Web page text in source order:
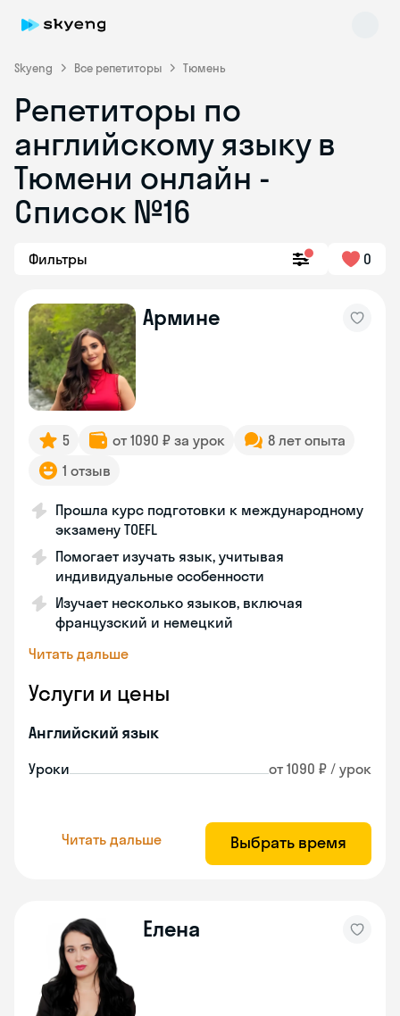
Skyeng Все репетиторы Тюмень
Репетиторы по
английскому языку в
Тюмени онлайн -
Список №16
Фильтры 0
Армине
5 от 1090 ₽ за урок
8 лет опыта
1 отзыв
Прошла курс подготовки к международному
экзамену TOEFL
Помогает изучать язык, учитывая
индивидуальные особенности
Изучает несколько языков, включая
французский и немецкий
Читать дальше
Услуги и цены
Английский язык
Уроки от 1090 ₽ / урок
Читать дальше Выбрать время
Eлена